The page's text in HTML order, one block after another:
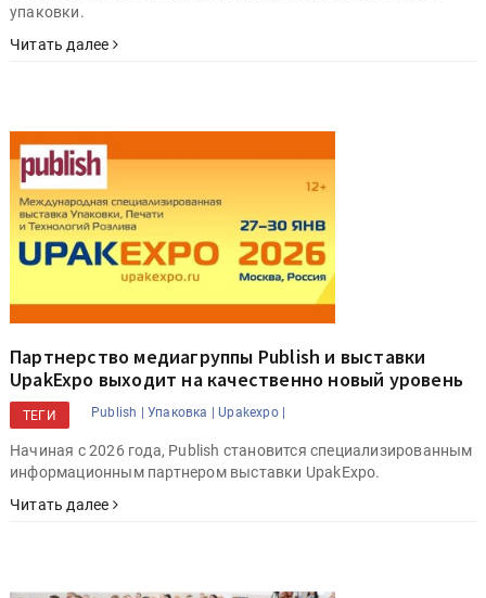
упаковки.
Читать далее
Партнерство медиагруппы Publish и выставки
UpakExpo выходит на качественно новый уровень
ТЕГИ Publish | Упаковка | Upakexpo |
Начиная с 2026 года, Publish становится специализированным
информационным партнером выставки UpakExpo.
Читать далее